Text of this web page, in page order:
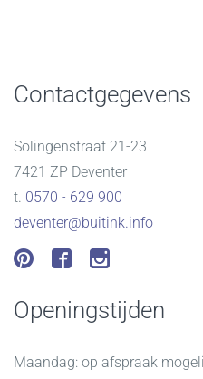
Contactgegevens
Solingenstraat 21-23
7421 ZP Deventer
t. 0570 - 629 900
deventer@buitink.info
Openingstijden
Maandag: op afspraak